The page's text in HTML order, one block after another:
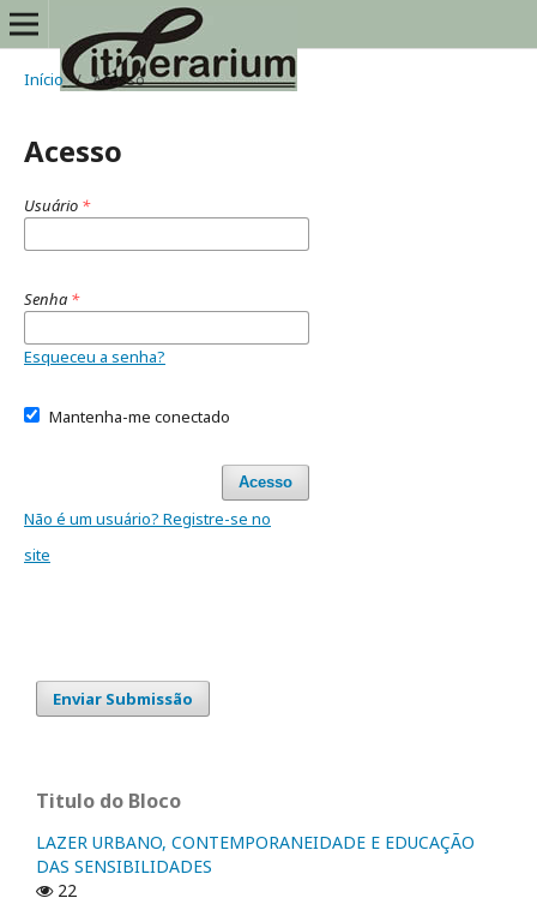
Início / Acesso
Acesso
Usuário *
Senha *
Esqueceu a senha?
Mantenha-me conectado
Acesso
Não é um usuário? Registre-se no
site
Enviar Submissão
Titulo do Bloco
LAZER URBANO, CONTEMPORANEIDADE E EDUCAÇÃO
DAS SENSIBILIDADES
22